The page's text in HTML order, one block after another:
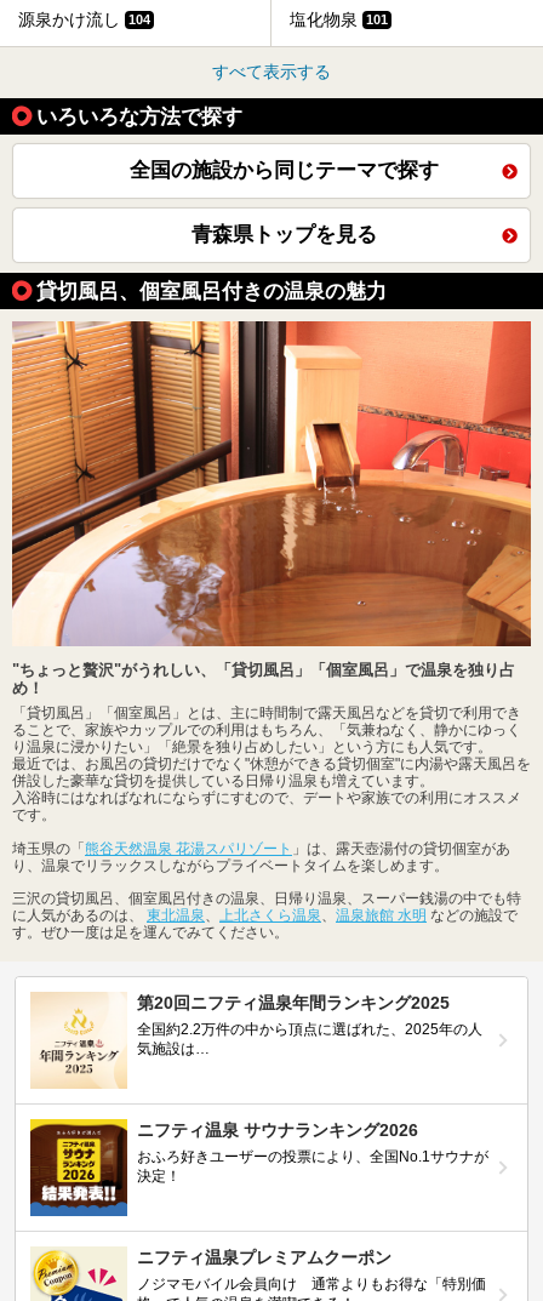
源泉かけ流し 104 塩化物泉 101
すべて表示する
いろいろな方法で探す
全国の施設から同じテーマで探す
青森県トップを見る
貸切風呂、個室風呂付きの温泉の魅力
"ちょっと贅沢"がうれしい、「貸切風呂」「個室風呂」で温泉を独り占
め！
「貸切風呂」「個室風呂」とは、主に時間制で露天風呂などを貸切で利用でき
ることで、家族やカップルでの利用はもちろん、「気兼ねなく、静かにゆっく
り温泉に浸かりたい」「絶景を独り占めしたい」という方にも人気です。
最近では、お風呂の貸切だけでなく"休憩ができる貸切個室"に内湯や露天風呂を
併設した豪華な貸切を提供している日帰り温泉も増えています。
入浴時にはなればなれにならずにすむので、デートや家族での利用にオススメ
です。
埼玉県の「熊谷天然温泉 花湯スパリゾート 」は、露天壺湯付の貸切個室があ
り、温泉でリラックスしながらプライベートタイムを楽しめます。
三沢の貸切風呂、個室風呂付きの温泉、日帰り温泉、スーパー銭湯の中でも特
に人気があるのは、 東北温泉 上北さくら温泉 温泉旅館 水明 などの施設で
す。ぜひ一度は足を運んでみてください。
第20回ニフティ温泉年間ランキング2025
全国約2.2万件の中から頂点に選ばれた、2025年の人
気施設は…
ニフティ温泉 サウナランキング2026
おふろ好きユーザーの投票により、全国No.1サウナが
決定！
ニフティ温泉プレミアムクーポン
ノジマモバイル会員向け 通常よりもお得な「特別価